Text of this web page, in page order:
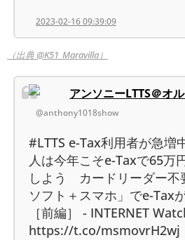
2023-02-16 09:39:09
（出典 @K51_Maravilla）
アンソニーLTTS＠オ
@anthony1018show
#LTTS e-Tax利用者が急増
人は今年こそe-Taxで65万
しよう カードリーダー不
ソフト＋スマホ」でe-Tax
［前編］ - INTERNET
https://t.co/msmovrH2wj